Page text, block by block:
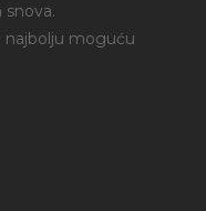
najbolju moguću